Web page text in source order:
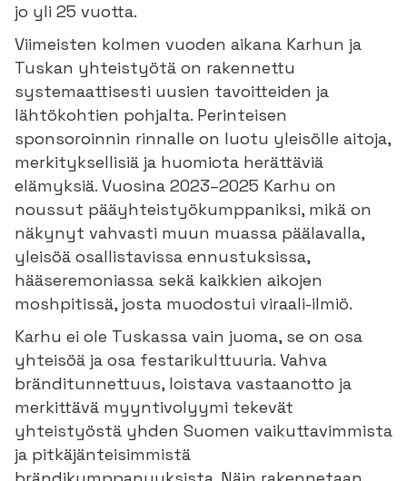
jo yli 25 vuotta.
Viimeisten kolmen vuoden aikana Karhun ja
Tuskan yhteistyötä on rakennettu
systemaattisesti uusien tavoitteiden ja
lähtökohtien pohjalta. Perinteisen
sponsoroinnin rinnalle on luotu yleisölle aitoja,
merkityksellisiä ja huomiota herättäviä
elämyksiä. Vuosina 2023–2025 Karhu on
noussut pääyhteistyökumppaniksi, mikä on
näkynyt vahvasti muun muassa päälavalla,
yleisöä osallistavissa ennustuksissa,
hääseremoniassa sekä kaikkien aikojen
moshpitissä, josta muodostui viraali-ilmiö.
Karhu ei ole Tuskassa vain juoma, se on osa
yhteisöä ja osa festarikulttuuria. Vahva
bränditunnettuus, loistava vastaanotto ja
merkittävä myyntivolyymi tekevät
yhteistyöstä yhden Suomen vaikuttavimmista
ja pitkäjänteisimmistä